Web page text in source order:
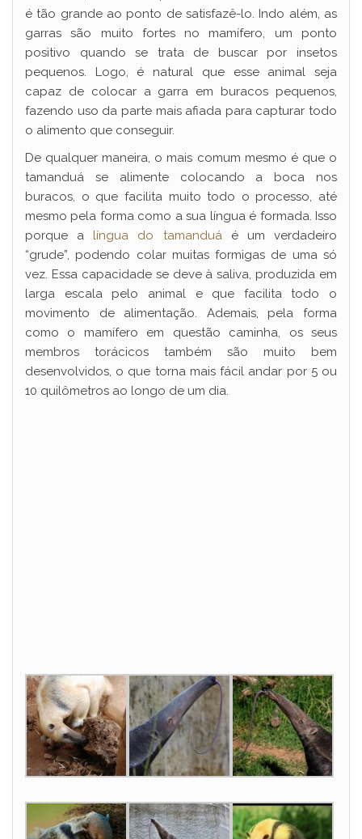
é tão grande ao ponto de satisfazê-lo. Indo além, as
garras são muito fortes no mamífero, um ponto
positivo quando se trata de buscar por insetos
pequenos. Logo, é natural que esse animal seja
capaz de colocar a garra em buracos pequenos,
fazendo uso da parte mais afiada para capturar todo
o alimento que conseguir.
De qualquer maneira, o mais comum mesmo é que o
tamanduá se alimente colocando a boca nos
buracos, o que facilita muito todo o processo, até
mesmo pela forma como a sua língua é formada. Isso
porque a língua do tamanduáé um verdadeiro
“grude”, podendo colar muitas formigas de uma só
vez. Essa capacidade se deve à saliva, produzida em
larga escala pelo animal e que facilita todo o
movimento de alimentação. Ademais, pela forma
como o mamífero em questão caminha, os seus
membros torácicos também são muito bem
desenvolvidos, o que torna mais fácil andar por 5 ou
10 quilômetros ao longo de um dia.